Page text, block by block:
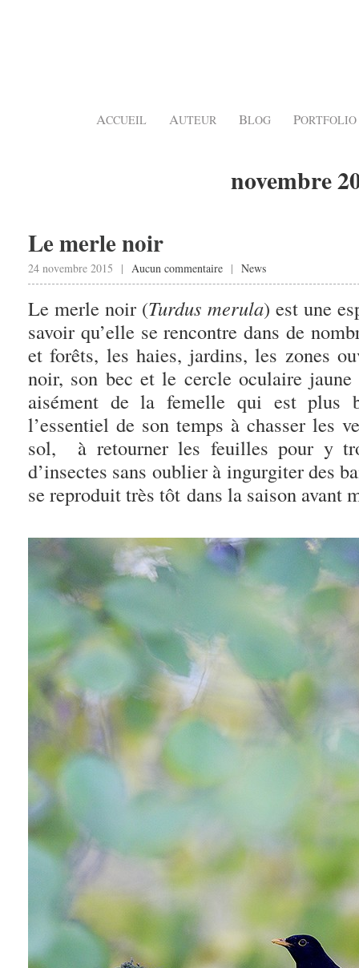
ACCUEIL AUTEUR BLOG PORTFOLIO
novembre
Le merle noir
24 novembre 2015 | Aucun commentaire | News
Le merle noir (Turdus merula) est une
savoir qu’elle se rencontre dans de
et forêts, les haies, jardins, les zones
noir, son bec et le cercle oculaire
aisément de la femelle qui est plus
l’essentiel de son temps à chasser les
sol, à retourner les feuilles pour y
d’insectes sans oublier à ingurgiter des
se reproduit très tôt dans la saison avant